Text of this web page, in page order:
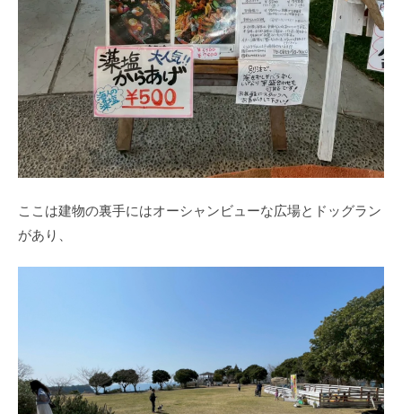
ここは建物の裏手にはオーシャンビューな広場とドッグラン
があり、